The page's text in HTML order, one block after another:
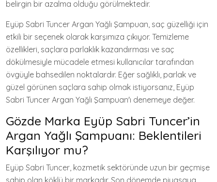
belirgin bir azalma olduğu görülmektedir.
Eyüp Sabri Tuncer Argan Yağlı Şampuan, saç güzelliği için
etkili bir seçenek olarak karşımıza çıkıyor. Temizleme
özellikleri, saçlara parlaklık kazandırması ve saç
dökülmesiyle mücadele etmesi kullanıcılar tarafından
övgüyle bahsedilen noktalardır. Eğer sağlıklı, parlak ve
güzel görünen saçlara sahip olmak istiyorsanız, Eyüp
Sabri Tuncer Argan Yağlı Şampuan'ı denemeye değer.
Gözde Marka Eyüp Sabri Tuncer’in
Argan Yağlı Şampuanı: Beklentileri
Karşılıyor mu?
Eyüp Sabri Tuncer, kozmetik sektöründe uzun bir geçmişe
sahip olan köklü bir markadır. Son dönemde piyasaya